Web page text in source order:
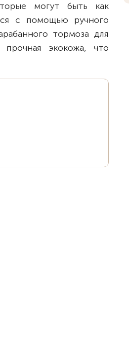
могут быть как
с помощью ручного
тормоза для
экокожа, что